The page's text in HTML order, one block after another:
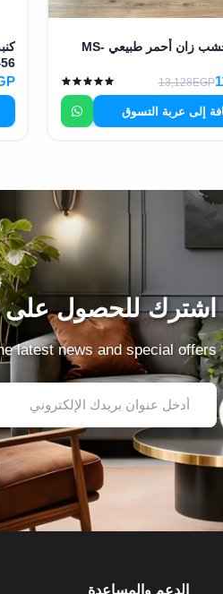
كنبة ليفنج خشب زان أحمر طبيعي MS-
13,128EGP
إلى عربة التسوق
اشترك للحصول على
latest news and special offers
الدعم والمساعدة